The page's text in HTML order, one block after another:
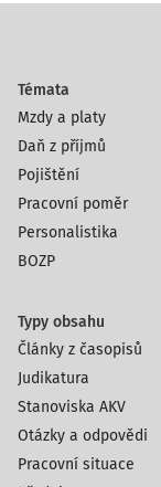
Témata
Mzdy a platy
Daň z příjmů
Pojištění
Pracovní poměr
Personalistika
BOZP
Typy obsahu
Články z časopisů
Judikatura
Stanoviska AKV
Otázky a odpovědi
Pracovní situace